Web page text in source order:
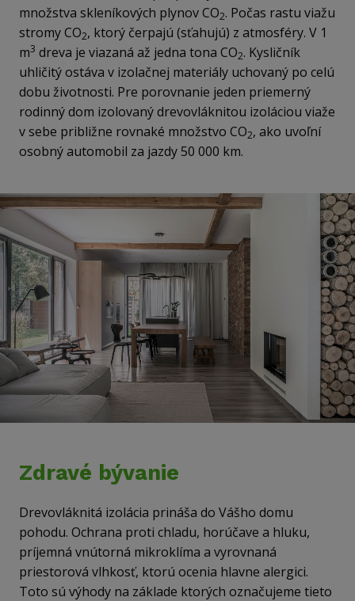
množstva skleníkových plynov CO2. Počas rastu viažu
stromy CO2, ktorý čerpajú (sťahujú) z atmosféry. V 1
m3 dreva je viazaná až jedna tona CO2. Kysličník
uhličitý ostáva v izolačnej materiály uchovaný po celú
dobu životnosti. Pre porovnanie jeden priemerný
rodinný dom izolovaný drevovláknitou izoláciou viaže
v sebe približne rovnaké množstvo CO2, ako uvoľní
osobný automobil za jazdy 50 000 km.
Zdravé bývanie
Drevovláknitá izolácia prináša do Vášho domu
pohodu. Ochrana proti chladu, horúčave a hluku,
príjemná vnútorná mikroklíma a vyrovnaná
priestorová vlhkosť, ktorú ocenia hlavne alergici.
Toto sú výhody na základe ktorých označujeme tieto